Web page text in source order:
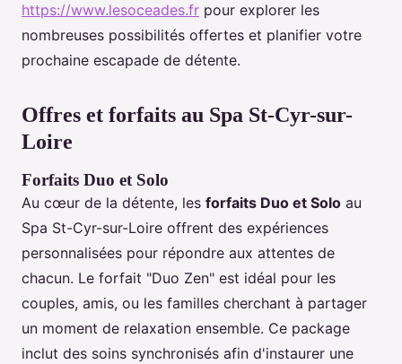
https://www.lesoceades.fr pour explorer les
nombreuses possibilités offertes et planifier votre
prochaine escapade de détente.
Offres et forfaits au Spa St-Cyr-sur-
Loire
Forfaits Duo et Solo
Au cœur de la détente, les forfaits Duo et Solo au
Spa St-Cyr-sur-Loire offrent des expériences
personnalisées pour répondre aux attentes de
chacun. Le forfait "Duo Zen" est idéal pour les
couples, amis, ou les familles cherchant à partager
un moment de relaxation ensemble. Ce package
inclut des soins synchronisés afin d'instaurer une